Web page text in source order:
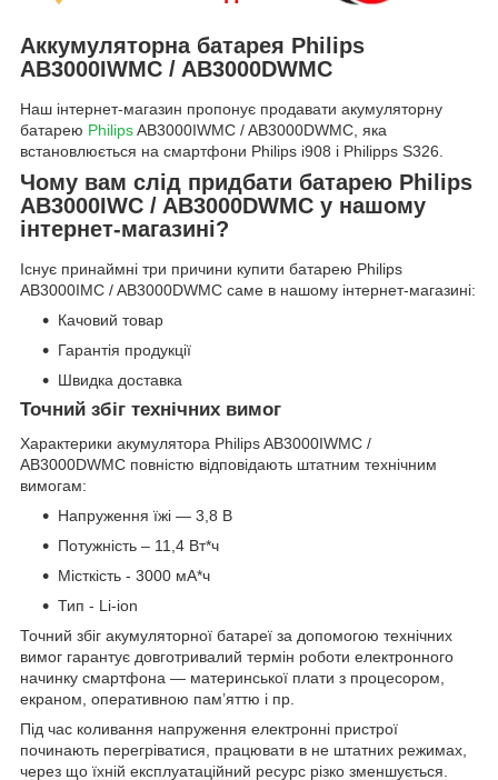
Аккумуляторна батарея Philips
AB3000IWMC / AB3000DWMC
Наш інтернет-магазин пропонує продавати акумуляторну
батарею PhilipsAB3000IWMC / AB3000DWMC, яка
встановлюється на смартфони Philips i908 і Philipps S326.
Чому вам слід придбати батарею Philips
AB3000IWC / AB3000DWMC у нашому
інтернет-магазині?
Існує принаймні три причини купити батарею Philips
AB3000IMC / AB3000DWMC саме в нашому інтернет-магазині:
Качовий товар
Гарантія продукції
Швидка доставка
Точний збіг технічних вимог
Характерики акумулятора Philips AB3000IWMC /
AB3000DWMC повністю відповідають штатним технічним
вимогам:
Напруження їжі — 3,8 В
Потужність – 11,4 Вт*ч
Місткість - 3000 мА*ч
Тип - Li-ion
Точний збіг акумуляторної батареї за допомогою технічних
вимог гарантує довготривалий термін роботи електронного
начинку смартфона — материнської плати з процесором,
екраном, оперативною пам’яттю і пр.
Під час коливання напруження електронні пристрої
починають перегріватися, працювати в не штатних режимах,
через що їхній експлуатаційний ресурс різко зменшується.